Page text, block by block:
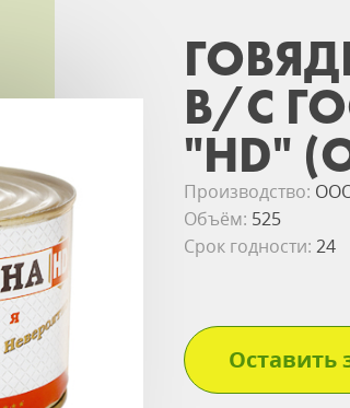
В/С
"HD"
Производство:
Объём: 525
Срок годности:24
Оставить